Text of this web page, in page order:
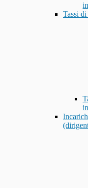
Tassi di